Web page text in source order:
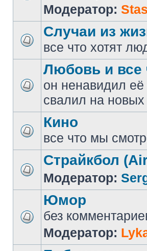
Модератор: Stas
Случаи из
все что хотят
Любовь и все
он ненавидил её
свалил на новых
Кино
все что мы
Страйкбол
Модератор:
Юмор
без
Модератор: